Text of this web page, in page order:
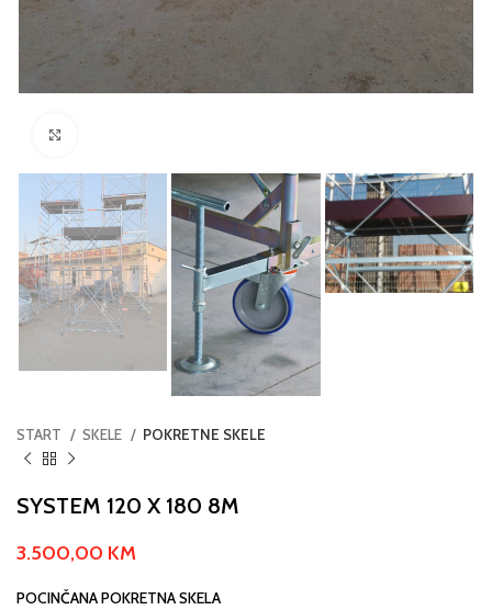
START SKELE POKRETNE SKELE
SYSTEM 120 X 180 8M
3.500,00 KM
POCINČANA POKRETNA SKELA